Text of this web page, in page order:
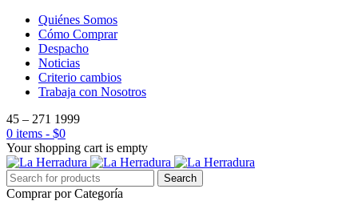
Quiénes Somos
Cómo Comprar
Despacho
Noticias
Criterio cambios
Trabaja con Nosotros
45 – 271 1999
0 items - $0
Your shopping cart is empty
Comprar por Categoría